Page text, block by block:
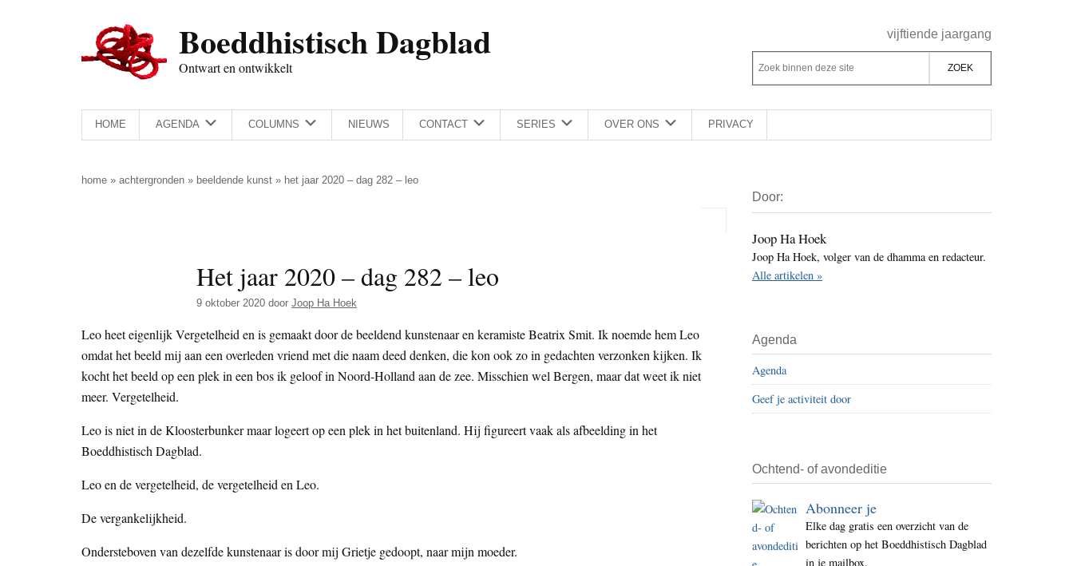
Boeddhistisch Dagblad
Ontwart en ontwikkelt
Rechts
vijftiende jaargang
Z
o
e
k
d
e
z
e
s
t
e
Z
o
k
b
n
n
d
e
s
i
t
e
HOME AGENDA COLUMNS NIEUWS CONTACT SERIES OVER ONS PRIVACY
home » achtergronden » beeldende kunst » het jaar 2020 – dag 282 – leo
Het jaar 2020 – dag 282 – leo
9 oktober 2020 door Joop Ha Hoek
Leo heet eigenlijk Vergetelheid en is gemaakt door de beeldend kunstenaar en keramiste Beatrix Smit. Ik noemde hem Leo
omdat het beeld mij aan een overleden vriend met die naam deed denken, die kon ook zo in gedachten verzonken kijken. Ik
kocht het beeld op een plek in een bos ik geloof in Noord-Holland aan de zee. Misschien wel Bergen, maar dat weet ik niet
meer. Vergetelheid.
Leo is niet in de Kloosterbunker maar logeert op een plek in het buitenland. Hij figureert vaak als afbeelding in het
Boeddhistisch Dagblad.
Leo en de vergetelheid, de vergetelheid en Leo.
De vergankelijkheid.
Ondersteboven van dezelfde kunstenaar is door mij Grietje gedoopt, naar mijn moeder.
Sidebar
Door:
Joop Ha Hoek
Joop Ha Hoek, volger van de dhamma en redacteur.
Alle artikelen »
Agenda
Agenda
Geef je activiteit door
Ochtend- of avondeditie
Abonneer je
Elke dag gratis een overzicht van de
berichten op het Boeddhistisch Dagblad
in je mailbox.